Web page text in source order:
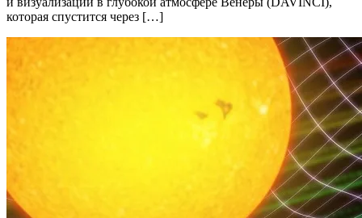
которая спустится через […]